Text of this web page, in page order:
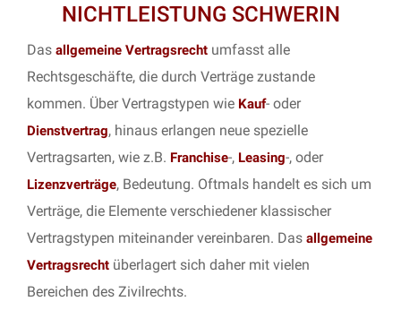
NICHTLEISTUNG SCHWERIN
Das allgemeine Vertragsrecht umfasst alle
Rechtsgeschäfte, die durch Verträge zustande
kommen. Über Vertragstypen wie Kauf- oder
Dienstvertrag, hinaus erlangen neue spezielle
Vertragsarten, wie z.B. Franchise-, Leasing-, oder
Lizenzverträge, Bedeutung. Oftmals handelt es sich um
Verträge, die Elemente verschiedener klassischer
Vertragstypen miteinander vereinbaren. Das allgemeine
Vertragsrecht überlagert sich daher mit vielen
Bereichen des Zivilrechts.